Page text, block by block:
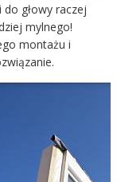
głowy raczej
mylnego!
montażu i